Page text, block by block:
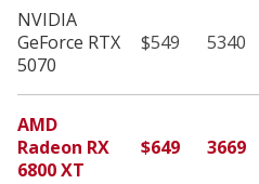
NVIDIA
GeForce RTX
5070
$549 5340
AMD
Radeon RX
6800 XT
$649 3669